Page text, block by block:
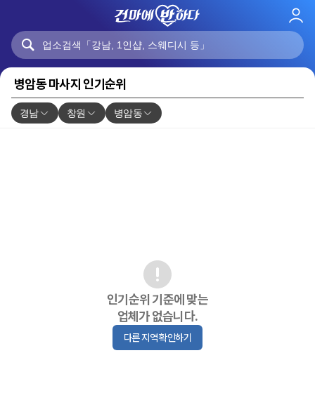
로
병암동 마사지 인기순위
경남 창원 병암동
인기순위 기준에 맞는
업체가 없습니다.
다른 지역 확인하기